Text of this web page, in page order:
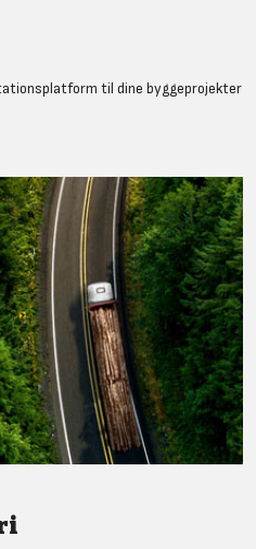
til dine byggeprojekter